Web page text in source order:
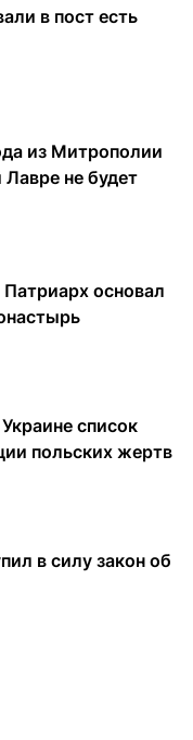
в пост есть
из Митрополии
не будет
основал
список
польских жертв
в силу закон об